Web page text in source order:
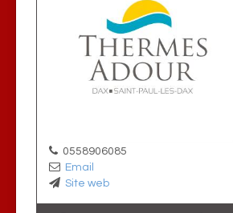
0558906085
Email
Site web